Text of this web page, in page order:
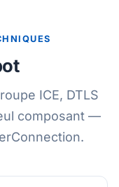
ICE, DTLS
composant —